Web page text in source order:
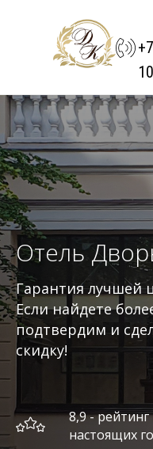
10
Отель
Гарантия лучшей
Если найдете
подтвердим и
скидку!
8,9 -
настоящих